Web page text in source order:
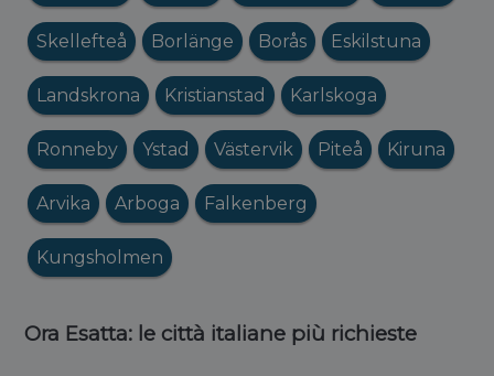
Skellefteå Borlänge Borås Eskilstuna
Landskrona Kristianstad Karlskoga
Ronneby Ystad Västervik Piteå Kiruna
Arvika Arboga Falkenberg
Kungsholmen
Ora Esatta: le città italiane più richieste